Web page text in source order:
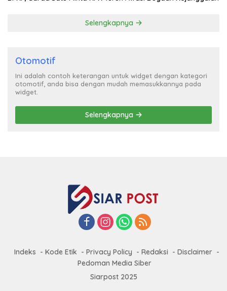
Selengkapnya
Otomotif
Ini adalah contoh keterangan untuk widget dengan kategori
otomotif, anda bisa dengan mudah memasukkannya pada
widget.
Selengkapnya
Indeks Kode Etik Privacy Policy Redaksi
Disclaimer
Pedoman Media Siber
Siarpost 2025